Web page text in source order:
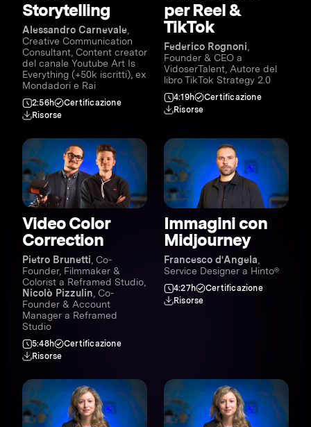
Storytelling
Alessandro Carnevale,
Creative Communication
Consultant, Content creator
del canale Youtube Art Is
Everything (+50k iscritti), ex
Mondadori e Rai
2:56h
Certificazione
Risorse
per Reel &
TikTok
Federico Rognoni,
Founder & CEO a
VidoserTalent, Autore del
libro TikTok Strategy 2.0
4:19h
Certificazione
Risorse
Video Color
Correction
Pietro Brunetti, Co-
Founder, Filmmaker &
Colorist a Reframed Studio,
Nicolò Pizzulin, Co-
Founder & Account
Manager a Reframed
Studio
5:48h
Certificazione
Risorse
Immagini con
Midjourney
Francesco d'Angela,
Service Designer a Hinto®
4:27h
Certificazione
Risorse